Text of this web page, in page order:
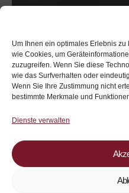
Um Ihnen ein optimales Erlebnis
wie Cookies, um
zuzugreifen. Wenn Sie diese
wie das Surfverhalten oder
Wenn Sie Ihre Zustimmung nicht
bestimmte Merkmale und
Dienste verwalten